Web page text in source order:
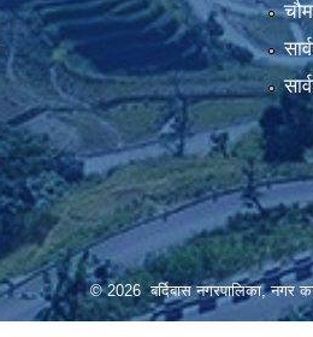
© 2026 बर्दिबास नगरपालिका, नगर